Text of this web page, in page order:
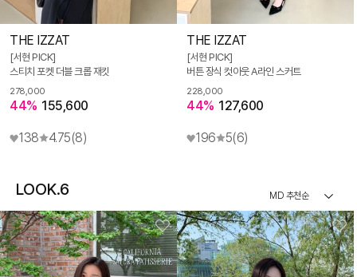
THE IZZAT
[서현 PICK]
스티치 포켓 더블 크롭 재킷
278,000
44% 155,600
138 4.75(8)
THE IZZAT
[서현 PICK]
버튼 장식 컷아웃 A라인 스커트
228,000
44% 127,600
196 5(6)
LOOK.6